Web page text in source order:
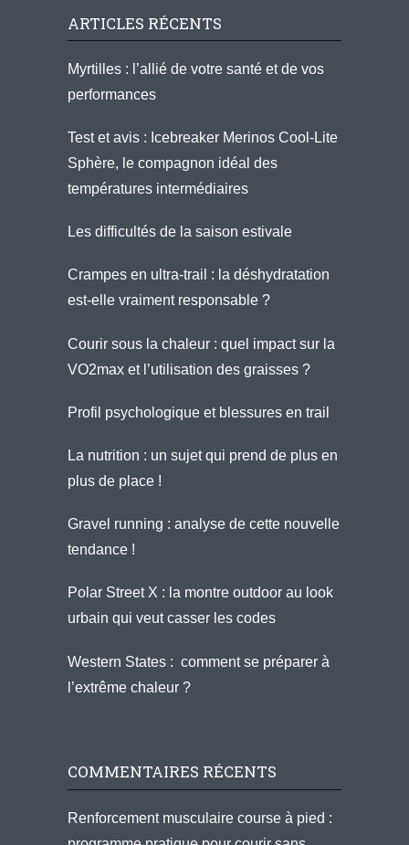
ARTICLES RÉCENTS
Myrtilles : l’allié de votre santé et de vos
performances
Test et avis : Icebreaker Merinos Cool-Lite
Sphère, le compagnon idéal des
températures intermédiaires
Les difficultés de la saison estivale
Crampes en ultra-trail : la déshydratation
est-elle vraiment responsable ?
Courir sous la chaleur : quel impact sur la
VO2max et l’utilisation des graisses ?
Profil psychologique et blessures en trail
La nutrition : un sujet qui prend de plus en
plus de place !
Gravel running : analyse de cette nouvelle
tendance !
Polar Street X : la montre outdoor au look
urbain qui veut casser les codes
Western States : comment se préparer à
l’extrême chaleur ?
COMMENTAIRES RÉCENTS
Renforcement musculaire course à pied :